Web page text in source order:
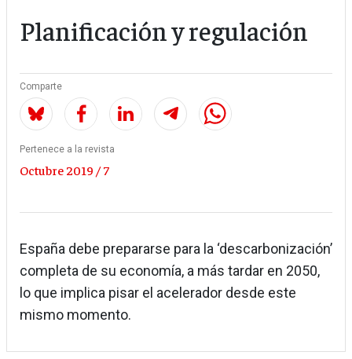
Planificación y regulación
Comparte
Pertenece a la revista
Octubre 2019 / 7
España debe prepararse para la ‘descarbonización’
completa de su economía, a más tardar en 2050,
lo que implica pisar el acelerador desde este
mismo momento.